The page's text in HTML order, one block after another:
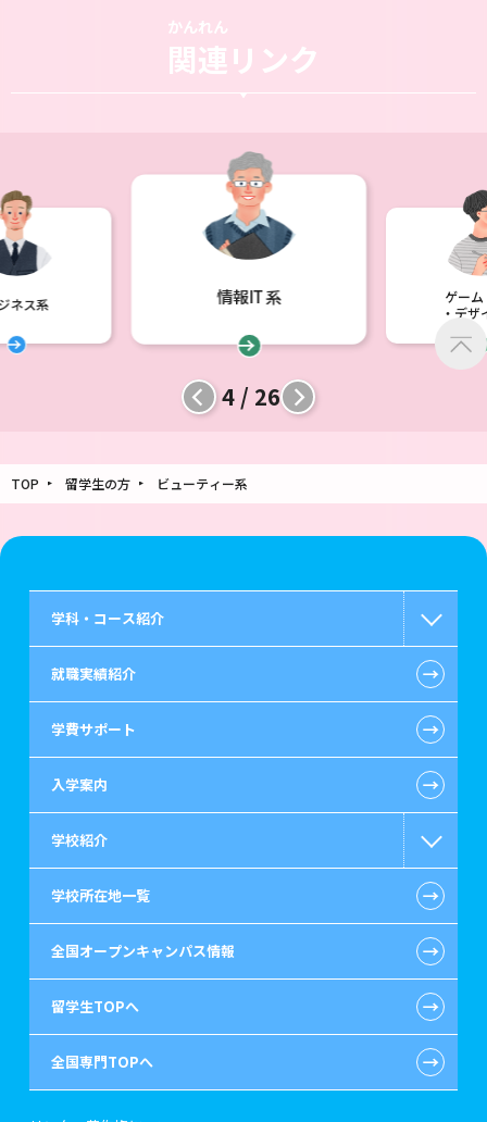
関連
かんれん
リンク
ネス系 情報IT系
ゲー
・デザ
4 / 26
TOP 留学生の方 ビューティー系
学科・コース紹介
国際コミュニケーション
公認会計士・税理士系
ビジネス系
情報IT系
ゲーム・CG・デザイン系
歯科衛生士系
介護福祉系
ホテル・トラベル系
ブライダル系
就職実績紹介 ←
学費サポート ←
入学案内 ←
学校紹介
留学生が大原を選ぶ理由
キャンパスライフ
先輩からのメッセージ
施設・研修所
アパート・寮のご案内
学校所在地一覧 ←
全国オープンキャンパス情報 ←
留学生TOPへ ←
全国専門TOPへ ←